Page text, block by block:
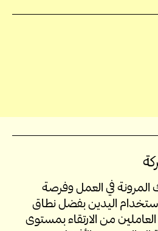
المرونة في العمل وفرصة
اليدين بفضل نطاق
من الارتقاء بمستوى